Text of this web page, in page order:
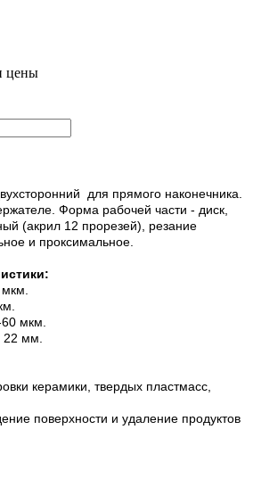
цены
для прямого наконечника.
Форма рабочей части - диск,
(акрил 12 прорезей), резание
и проксимальное.
мкм.
22 мм.
керамики, твердых пластмасс,
поверхности и удаление продуктов